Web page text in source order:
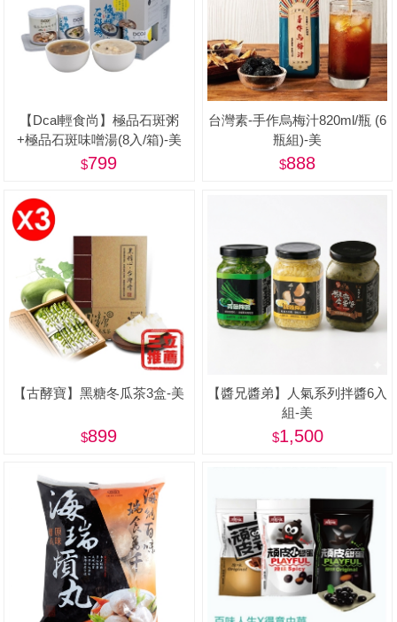
【Dcal輕食尚】極品石斑粥
+極品石斑味噌湯(8入/箱)-美
799
台灣素-手作烏梅汁820ml/瓶 (6
瓶組)-美
888
【古酵寶】黑糖冬瓜茶3盒-美
899
【醬兄醬弟】人氣系列拌醬6入
組-美
1,500